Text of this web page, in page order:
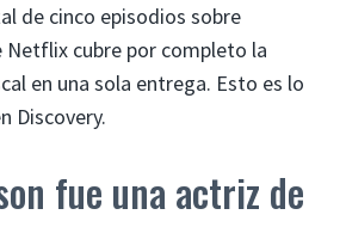
de cinco episodios sobre
Netflix cubre por completo la
en una sola entrega. Esto es lo
Discovery.
fue una actriz de